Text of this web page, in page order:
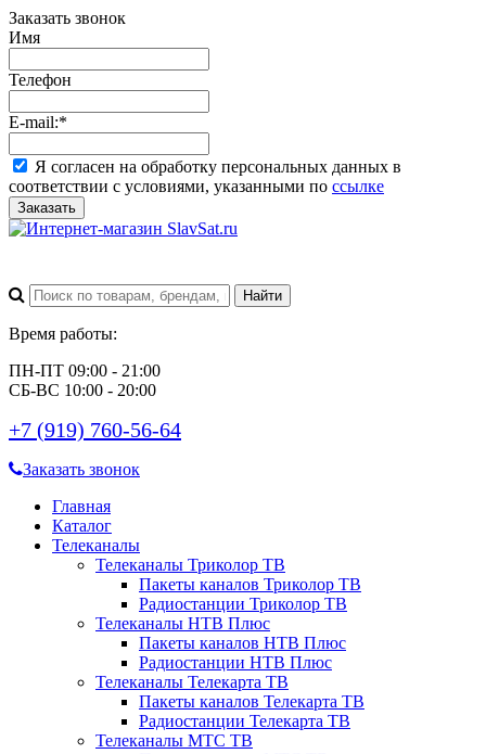
Заказать звонок
Имя
Телефон
E-mail:*
Я согласен на обработку персональных данных в
соответствии с условиями, указанными по ссылке
Заказать
Время работы:
ПН-ПТ 09:00 - 21:00
СБ-ВС 10:00 - 20:00
+7 (919) 760-56-64
Заказать звонок
Главная
Каталог
Телеканалы
Телеканалы Триколор ТВ
Пакеты каналов Триколор ТВ
Радиостанции Триколор ТВ
Телеканалы НТВ Плюс
Пакеты каналов НТВ Плюс
Радиостанции НТВ Плюс
Телеканалы Телекарта ТВ
Пакеты каналов Телекарта ТВ
Радиостанции Телекарта ТВ
Телеканалы МТС ТВ